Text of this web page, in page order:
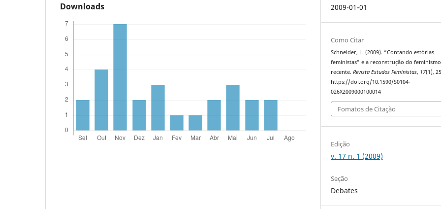
Downloads 2009-01-01
Como Citar
Schneider, L. (2009). “Contando estórias
feministas” e a reconstrução do feminismo
recente.Revista Estudos Feministas, 17(1),
https://doi.org/10.1590/S0104-
026X2009000100014
Fomatos de Citação
Edição
v. 17 n. 1 (2009)
Seção
Debates